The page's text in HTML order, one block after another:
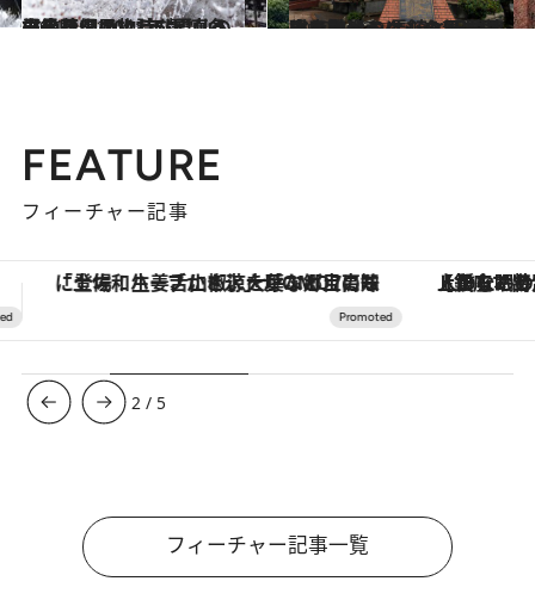
2021.12.16
【長崎県 2021年版】 冬の絶景・風物詩5選 真っ白の花畑のような雲仙の霧氷
旅＆お出かけ 2022.12.30
隠れキリシタンの里に思いを馳せる 長崎と天草地方の潜伏キリシタン 関連遺産を巡る、心を新たにする旅へ
旅＆お出かけ
FEATURE
フィーチャー記事
【銀座で出合う最旬美容】美髪ケアや上質な眠り…セルフケアのアップデートから、特別な名入れギフトまで。大人のための「ReFa GINZA」クルーズ
3 / 5
フィーチャー記事一覧